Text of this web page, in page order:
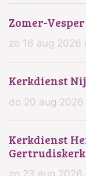
Zomer-
zo 16 aug 2026
Kerkdienst
do 20 aug 2026
Kerkdienst
zo 23 aug